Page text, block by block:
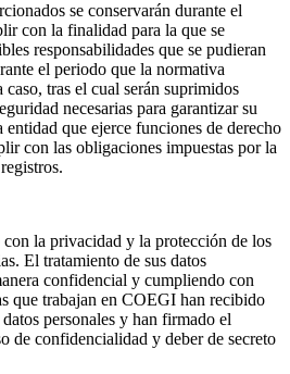
se conservarán durante el
con la finalidad para la que se
responsabilidades que se pudieran
el periodo que la normativa
caso, tras el cual serán suprimidos
necesarias para garantizar su
que ejerce funciones de derecho
con las obligaciones impuestas por la
la privacidad y la protección de los
El tratamiento de sus datos
confidencial y cumpliendo con
que trabajan en COEGI han recibido
personales y han firmado el
de confidencialidad y deber de secreto